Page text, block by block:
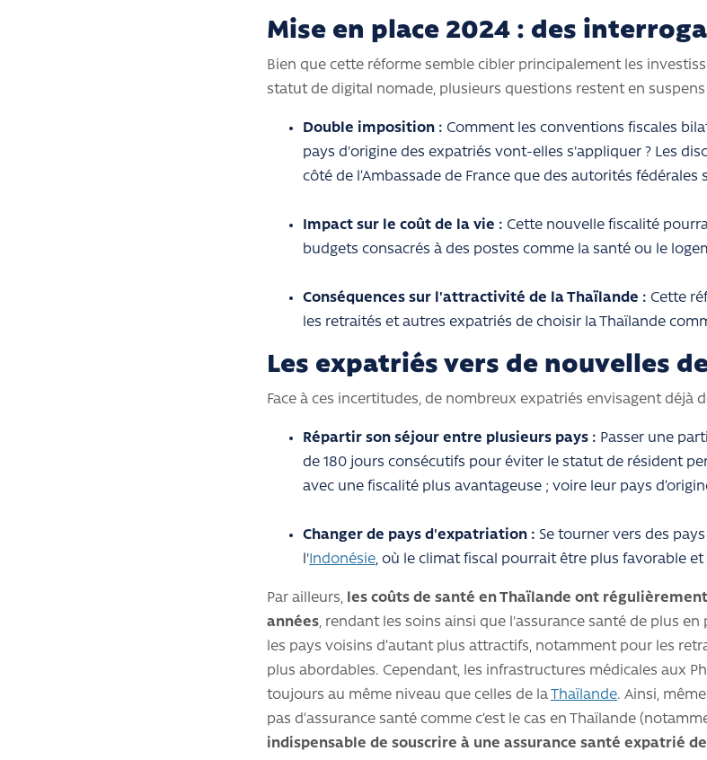
Mise en place 2024 : des
Bien que cette réforme semble cibler principalement les
statut de digital nomade, plusieurs questions restent en suspens
Double imposition : Comment les conventions fiscales
pays d'origine des expatriés vont-elles s'appliquer ? Les
côté de l’Ambassade de France que des autorités fédérales
Impact sur le coût de la vie : Cette nouvelle fiscalité
budgets consacrés à des postes comme la santé ou le
Conséquences sur l'attractivité de la Thaïlande : Cette
les retraités et autres expatriés de choisir la Thaïlande
Les expatriés vers de nouvelles
Face à ces incertitudes, de nombreux expatriés envisagent déjà
Répartir son séjour entre plusieurs pays : Passer une
de 180 jours consécutifs pour éviter le statut de résident
avec une fiscalité plus avantageuse ; voire leur pays
Changer de pays d'expatriation : Se tourner vers des
l' Indonésie, où le climat fiscal pourrait être plus favorable
Par ailleurs, les coûts de santé en Thaïlande ont
années, rendant les soins ainsi que l'assurance santé de plus
les pays voisins d’autant plus attractifs, notamment pour les
plus abordables. Cependant, les infrastructures médicales aux
toujours au même niveau que celles de la Thaïlande. Ainsi,
pas d’assurance santé comme c’est le cas en Thaïlande
indispensable de souscrire à une assurance santé expatrié